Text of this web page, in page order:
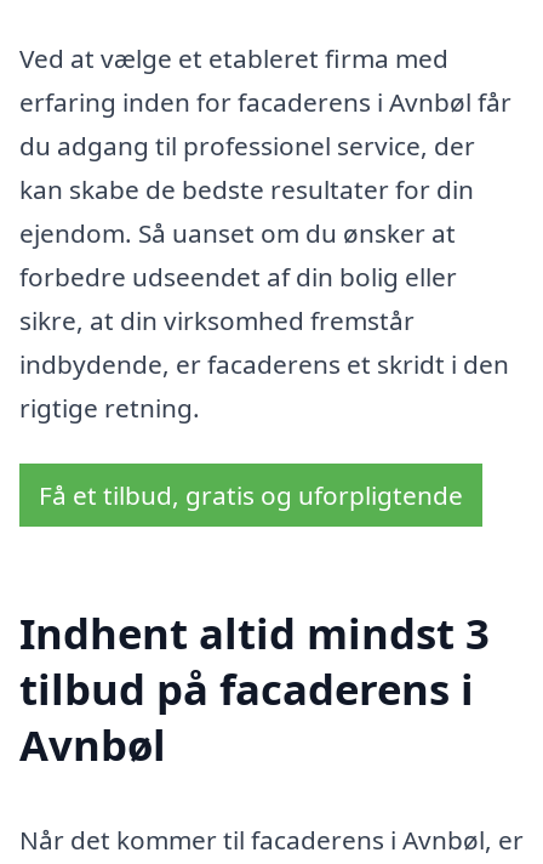
Ved at vælge et etableret firma med
erfaring inden for facaderens i Avnbøl får
du adgang til professionel service, der
kan skabe de bedste resultater for din
ejendom. Så uanset om du ønsker at
forbedre udseendet af din bolig eller
sikre, at din virksomhed fremstår
indbydende, er facaderens et skridt i den
rigtige retning.
Få et tilbud, gratis og uforpligtende
Indhent altid mindst 3
tilbud på facaderens i
Avnbøl
Når det kommer til facaderens i Avnbøl, er